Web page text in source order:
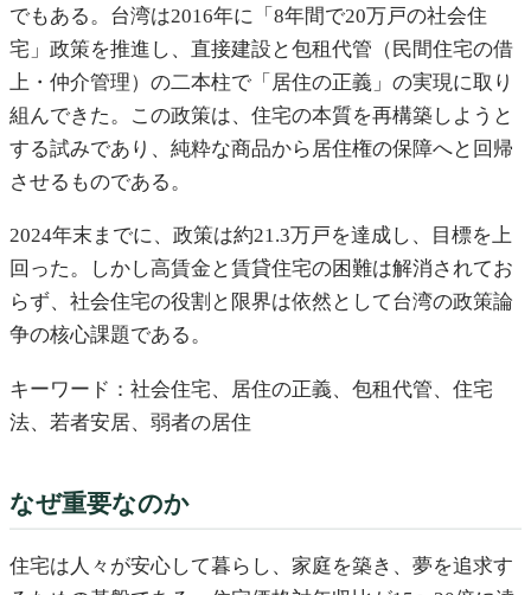
でもある。台湾は2016年に「8年間で20万戸の社会住
宅」政策を推進し、直接建設と包租代管（民間住宅の借
上・仲介管理）の二本柱で「居住の正義」の実現に取り
組んできた。この政策は、住宅の本質を再構築しようと
する試みであり、純粋な商品から居住権の保障へと回帰
させるものである。
2024年末までに、政策は約21.3万戸を達成し、目標を上
回った。しかし高賃金と賃貸住宅の困難は解消されてお
らず、社会住宅の役割と限界は依然として台湾の政策論
争の核心課題である。
キーワード：社会住宅、居住の正義、包租代管、住宅
法、若者安居、弱者の居住
なぜ重要なのか
住宅は人々が安心して暮らし、家庭を築き、夢を追求す